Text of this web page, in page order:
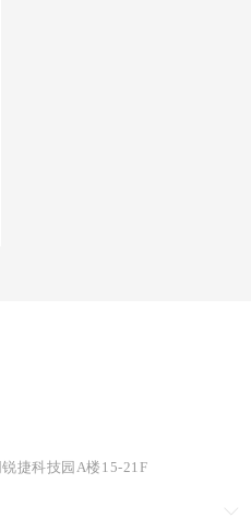
捷科技园A楼15-21F